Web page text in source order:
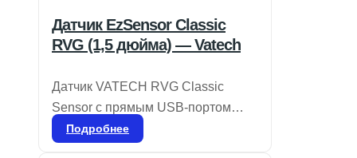
Датчик EzSensor Classic
RVG (1,5 дюйма) — Vatech
Датчик VATECH RVG Classic
Sensor с прямым USB-портом
отличается компактностью и
Подробнее